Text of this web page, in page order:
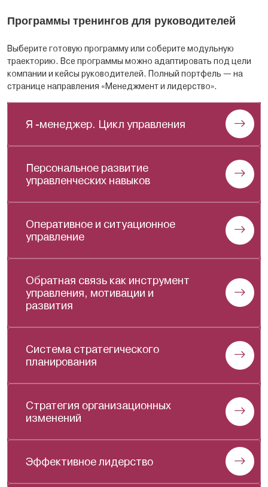
Программы тренингов для руководителей
Выберите готовую программу или соберите модульную
траекторию. Все программы можно адаптировать под цели
компании и кейсы руководителей. Полный портфель — на
странице направления «Менеджмент и лидерство».
Я -менеджер. Цикл управления
Персональное развитие
управленческих навыков
Оперативное и ситуационное
управление
Обратная связь как инструмент
управления, мотивации и
развития
Система стратегического
планирования
Стратегия организационных
изменений
Эффективное лидерство